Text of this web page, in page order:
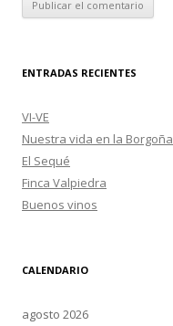
ENTRADAS RECIENTES
VI-VE
Nuestra vida en la Borgoña
El Sequé
Finca Valpiedra
Buenos vinos
CALENDARIO
agosto 2026